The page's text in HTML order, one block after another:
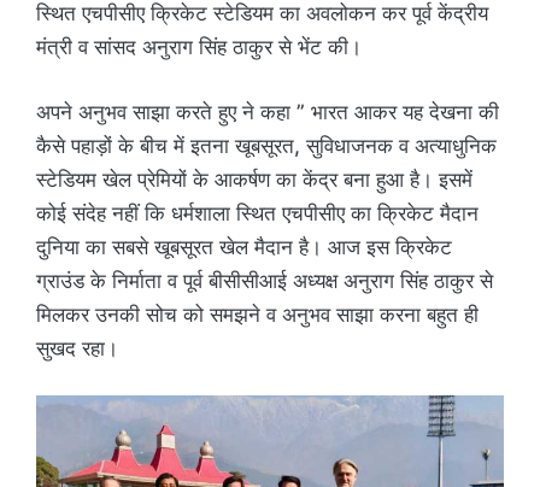
स्थित एचपीसीए क्रिकेट स्टेडियम का अवलोकन कर पूर्व केंद्रीय
मंत्री व सांसद अनुराग सिंह ठाकुर से भेंट की।
अपने अनुभव साझा करते हुए ने कहा ” भारत आकर यह देखना की
कैसे पहाड़ों के बीच में इतना खूबसूरत, सुविधाजनक व अत्याधुनिक
स्टेडियम खेल प्रेमियों के आकर्षण का केंद्र बना हुआ है। इसमें
कोई संदेह नहीं कि धर्मशाला स्थित एचपीसीए का क्रिकेट मैदान
दुनिया का सबसे खूबसूरत खेल मैदान है। आज इस क्रिकेट
ग्राउंड के निर्माता व पूर्व बीसीसीआई अध्यक्ष अनुराग सिंह ठाकुर से
मिलकर उनकी सोच को समझने व अनुभव साझा करना बहुत ही
सुखद रहा।